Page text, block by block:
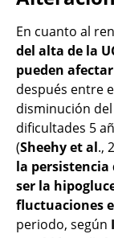
En cuanto al
del alta de la
pueden
después entre
disminución
dificultades 5
(Sheehy et al.,
la
ser la
fluctuaciones
periodo, según